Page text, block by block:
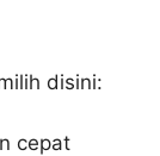
disini:
cepat